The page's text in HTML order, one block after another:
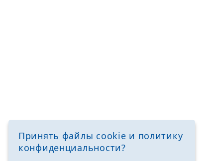
Принять файлы cookie и политику
конфиденциальности?